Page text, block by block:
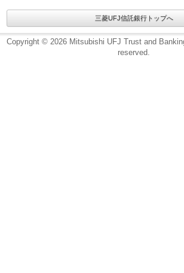
三菱UFJ信託銀行トップへ
Copyright © 2026 Mitsubishi UFJ Trust and
reserved.